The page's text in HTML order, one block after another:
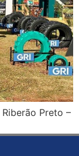
Preto –